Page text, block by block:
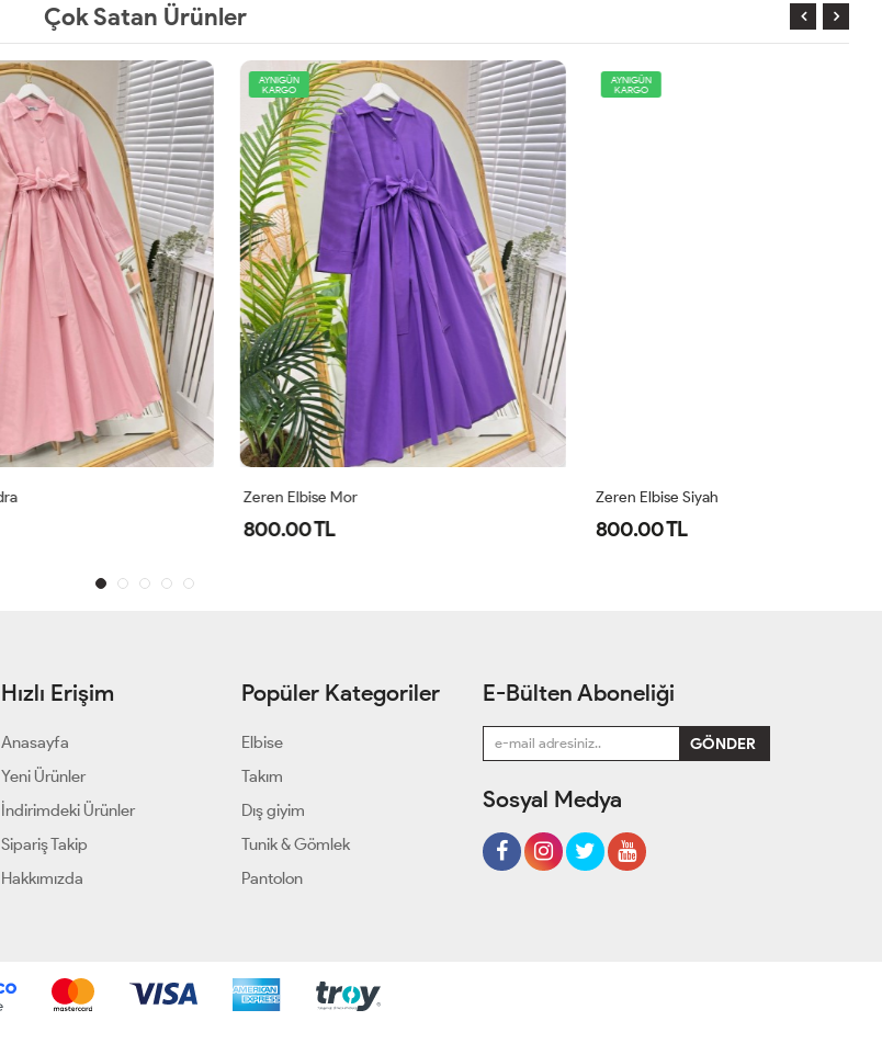
Çok Satan Ürünler
AYNIGÜN
KARGO
Zeren Elbise Mor
800.00 TL
AYNIGÜN
KARGO
Zeren Elbise Siyah
800.00 TL
Hızlı Erişim
Anasayfa
Yeni Ürünler
İndirimdeki Ürünler
Sipariş Takip
Hakkımızda
Popüler Kategoriler
Elbise
Takım
Dış giyim
Tunik & Gömlek
Pantolon
E-Bülten Aboneliği
Sosyal Medya